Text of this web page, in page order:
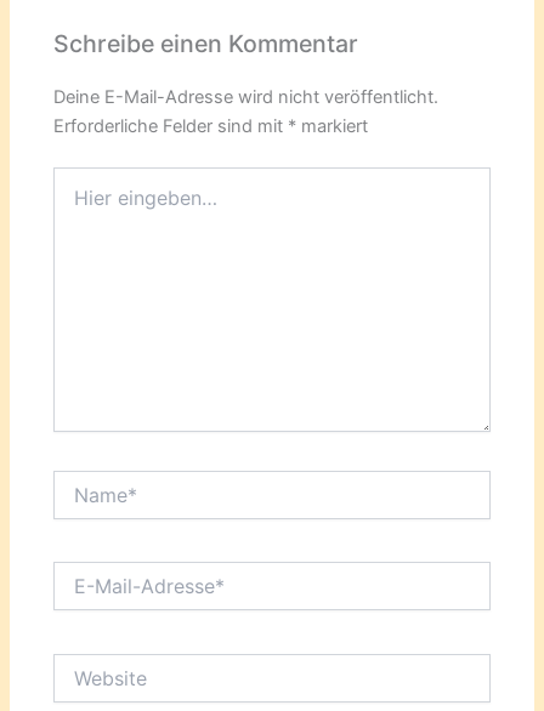
Schreibe einen Kommentar
Deine E-Mail-Adresse wird nicht veröffentlicht.
Erforderliche Felder sind mit * markiert
eingeben…
Mail-